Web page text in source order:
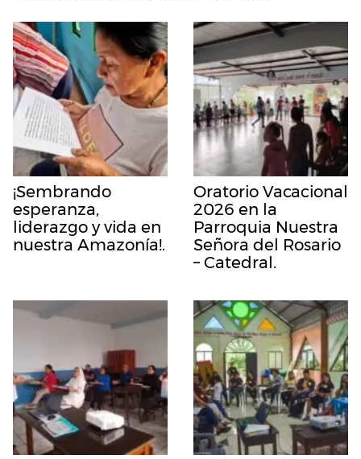
¡Sembrando
esperanza,
liderazgo y vida en
nuestra Amazonía!.
Oratorio Vacacional
2026 en la
Parroquia Nuestra
Señora del Rosario
– Catedral.